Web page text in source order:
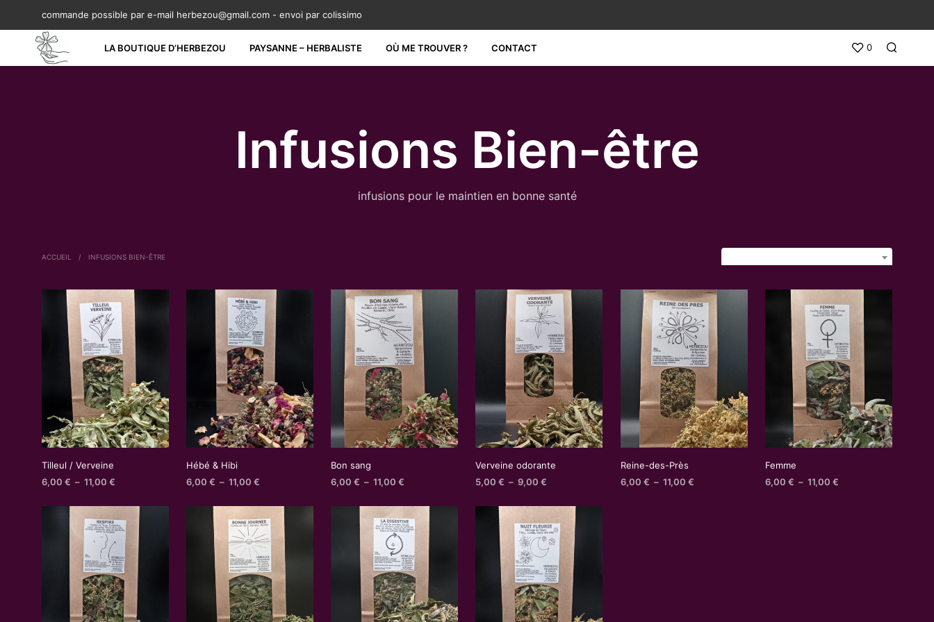
commande possible par e-mail herbezou@gmail.com - envoi par colissimo
LA BOUTIQUE D’HERBEZOU PAYSANNE – HERBALISTE OÙ ME TROUVER ? CONTACT 0
Infusions Bien-être
infusions pour le maintien en bonne santé
ACCUEIL / INFUSIONS BIEN-ÊTRE
Tilleul / Verveine
6,00 € – 11,00 €
prix :
6,00 €
à
11,00 €
Hébé & Hibi
6,00€ – 11,00€
prix :
6,00 €
à
11,00 €
Bon sang
6,00€ – 11,00€
prix :
6,00 €
à
11,00 €
Verveine odorante
5,00€ – 9,00€
prix :
5,00 €
à
9,00 €
Reine-des-Près
6,00 € – 11,00 €Plage
Femme
6,00 € – 11,00 €Plage